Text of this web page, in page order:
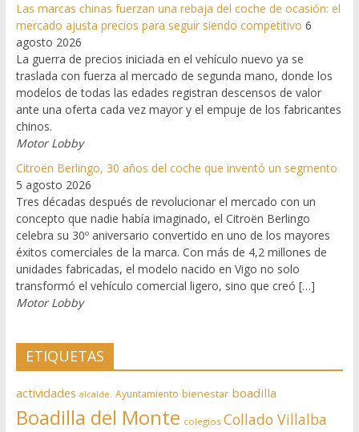
Las marcas chinas fuerzan una rebaja del coche de ocasión: el
mercado ajusta precios para seguir siendo competitivo 6
agosto 2026
La guerra de precios iniciada en el vehículo nuevo ya se
traslada con fuerza al mercado de segunda mano, donde los
modelos de todas las edades registran descensos de valor
ante una oferta cada vez mayor y el empuje de los fabricantes
chinos.
Motor Lobby
Citroën Berlingo, 30 años del coche que inventó un segmento
5 agosto 2026
Tres décadas después de revolucionar el mercado con un
concepto que nadie había imaginado, el Citroën Berlingo
celebra su 30º aniversario convertido en uno de los mayores
éxitos comerciales de la marca. Con más de 4,2 millones de
unidades fabricadas, el modelo nacido en Vigo no solo
transformó el vehículo comercial ligero, sino que creó […]
Motor Lobby
ETIQUETAS
actividades alcalde. Ayuntamiento bienestar boadilla
Boadilla del Monte colegios Collado Villalba